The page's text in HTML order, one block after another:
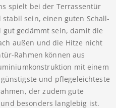
spielt bei der Terrassentür
sein, einen guten Schall-
gedämmt sein, damit die
außen und die Hitze nicht
Rahmen können aus
mit einem
und pflegeleichteste
der zudem gute
besonders langlebig ist.